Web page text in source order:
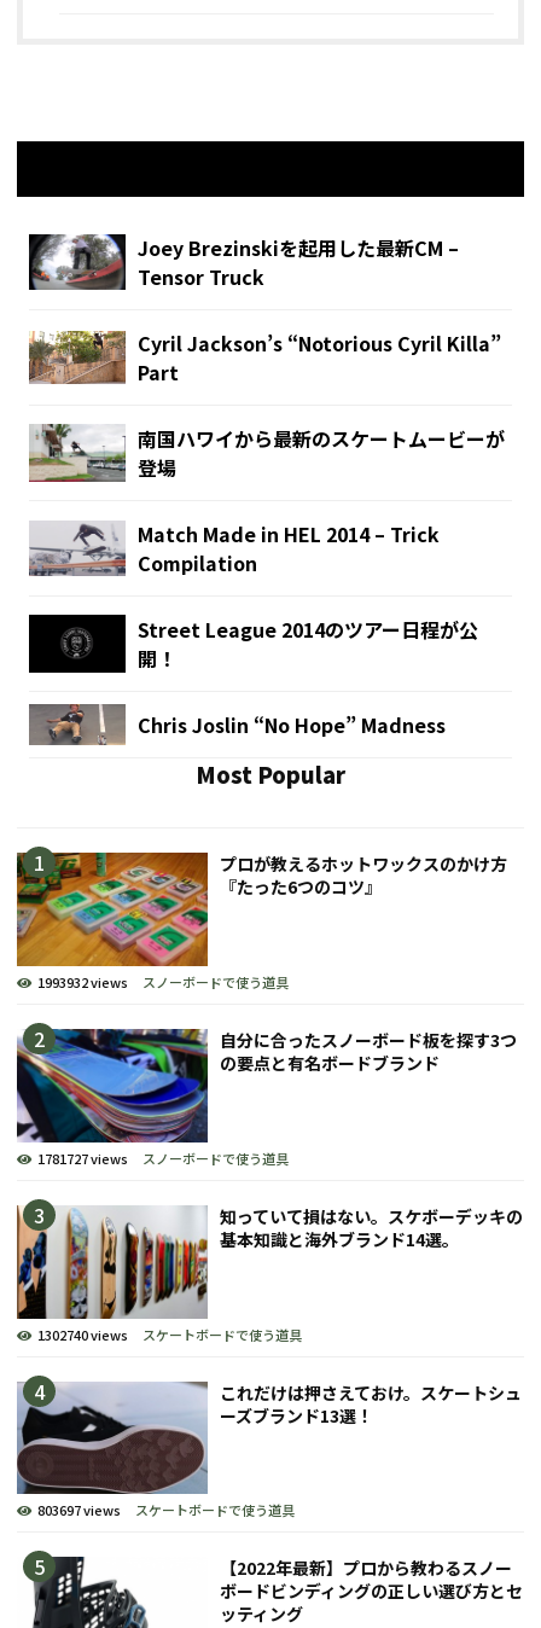
Joey Brezinskiを起用した最新CM –
Tensor Truck
Cyril Jackson’s “Notorious Cyril Killa”
Part
南国ハワイから最新のスケートムービーが
登場
Match Made in HEL 2014 – Trick
Compilation
Street League 2014のツアー日程が公
開！
Chris Joslin “No Hope” Madness
Most Popular
プロが教えるホットワックスのかけ方
『たった6つのコツ』
1993932 views スノーボードで使う道具
自分に合ったスノーボード板を探す3つ
の要点と有名ボードブランド
1781727 views スノーボードで使う道具
知っていて損はない。スケボーデッキの
基本知識と海外ブランド14選。
1302740 views スケートボードで使う道具
これだけは押さえておけ。スケートシュ
ーズブランド13選！
803697 views スケートボードで使う道具
【2022年最新】プロから教わるスノー
ボードビンディングの正しい選び方とセ
ッティング